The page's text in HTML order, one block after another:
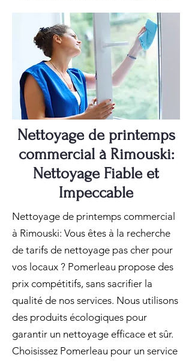
Nettoyage de printemps
commercial à Rimouski:
Nettoyage Fiable et
Impeccable
Nettoyage de printemps commercial
à Rimouski: Vous êtes à la recherche
de tarifs de nettoyage pas cher pour
vos locaux ? Pomerleau propose des
prix compétitifs, sans sacrifier la
qualité de nos services. Nous utilisons
des produits écologiques pour
garantir un nettoyage efficace et sûr.
Choisissez Pomerleau pour un service